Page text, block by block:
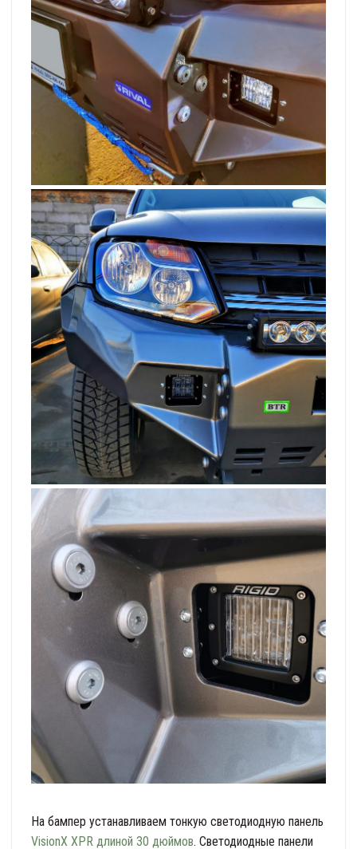
На бампер устанавливаем тонкую светодиодную панель
VisionX XPR длиной 30 дюймов. Светодиодные панели